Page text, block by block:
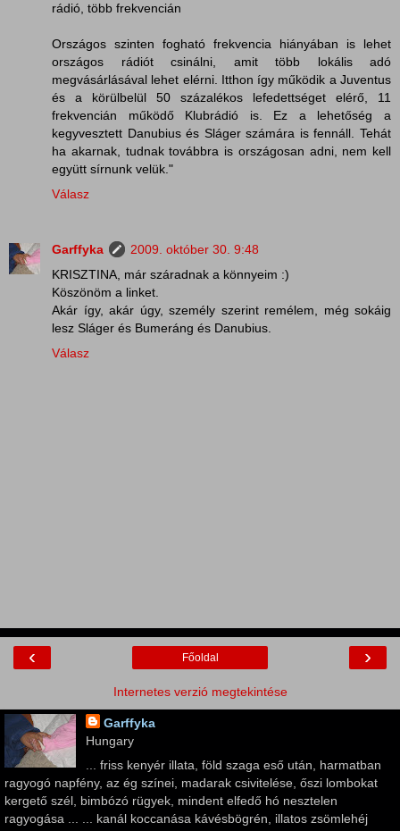
rádió, több frekvencián
Országos szinten fogható frekvencia hiányában is lehet
országos rádiót csinálni, amit több lokális adó
megvásárlásával lehet elérni. Itthon így működik a Juventus
és a körülbelül 50 százalékos lefedettséget elérő, 11
frekvencián működő Klubrádió is. Ez a lehetőség a
kegyvesztett Danubius és Sláger számára is fennáll. Tehát
ha akarnak, tudnak továbbra is országosan adni, nem kell
együtt sírnunk velük."
Válasz
Garffyka
2009. október 30. 9:48
KRISZTINA, már száradnak a könnyeim :)
Köszönöm a linket.
Akár így, akár úgy, személy szerint remélem, még sokáig
lesz Sláger és Bumeráng és Danubius.
Válasz
‹ ›
Főoldal
Internetes verzió megtekintése
Garffyka
Hungary
... friss kenyér illata, föld szaga eső után, harmatban
ragyogó napfény, az ég színei, madarak csivitelése, őszi lombokat
kergető szél, bimbózó rügyek, mindent elfedő hó nesztelen
ragyogása ... ... kanál koccanása kávésbögrén, illatos zsömlehéj